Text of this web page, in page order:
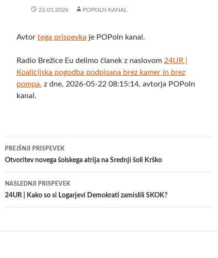
22.05.2026 POPOLN KANAL
Avtor tega prispevka je POPoln kanal.
Radio Brežice Eu delimo članek z naslovom 24UR |
Koalicijska pogodba podpisana brez kamer in brez
pompa. z dne, 2026-05-22 08:15:14, avtorja POPoln
kanal.
Krmarjenje
po
prispevkih
PREJŠNJI PRISPEVEK
Otvoritev novega šolskega atrija na Srednji šoli Krško
NASLEDNJI PRISPEVEK
24UR | Kako so si Logarjevi Demokrati zamislili SKOK?